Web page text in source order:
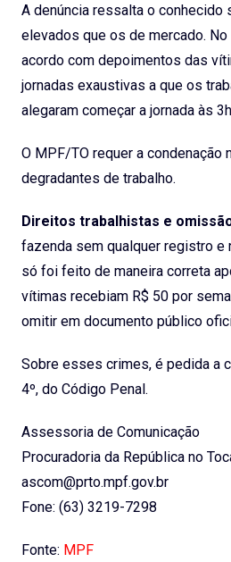
A denúncia ressalta o conhecido
elevados que os de mercado.
acordo com depoimentos das
jornadas exaustivas a que os
alegaram começar a jornada às
O MPF/TO requer a
degradantes de trabalho.
Direitos trabalhistas e
fazenda sem qualquer registro e
só foi feito de maneira correta
vítimas recebiam R$ 50 por
omitir em documento público
Sobre esses crimes, é pedida a
4º, do Código Penal.
Assessoria de Comunicação
Procuradoria da República no
ascom@prto.mpf.gov.br
Fone: (63) 3219-7298
Fonte: MPF